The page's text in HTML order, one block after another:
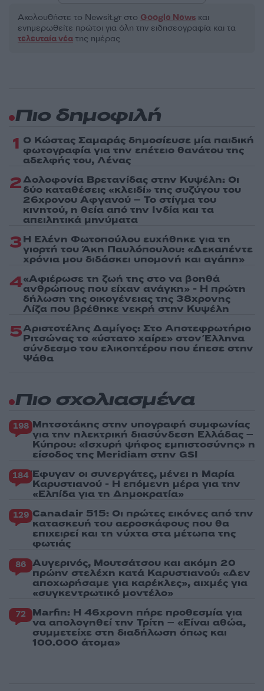
Ακολουθήστε το Νewsit.gr στο Google News και
ενημερωθείτε πρώτοι για όλη την ειδησεογραφία και τα
τελευταία νέα της ημέρας
Πιο δημοφιλή
1 Ο Κώστας Σαμαράς δημοσίευσε μία παιδική
φωτογραφία για την επέτειο θανάτου της
αδελφής του, Λένας
2Δολοφονία Βρετανίδας στην Κυψέλη: Οι
δύο καταθέσεις «κλειδί» της συζύγου του
26χρονου Αφγανού – Το στίγμα του
κινητού, η θεία από την Ινδία και τα
απειλητικά μηνύματα
3Η Ελένη Φωτοπούλου ευχήθηκε για τη
γιορτή του Άκη Παυλόπουλου: «Δεκαπέντε
χρόνια μου διδάσκει υπομονή και αγάπη»
4«Αφιέρωσε τη ζωή της στο να βοηθά
ανθρώπους που είχαν ανάγκη» - Η πρώτη
δήλωση της οικογένειας της 38χρονης
Λίζα που βρέθηκε νεκρή στην Κυψέλη
5Αριστοτέλης Δαμίγος: Στο Αποτεφρωτήριο
Ριτσώνας το «ύστατο χαίρε» στον Έλληνα
σύνδεσμο του ελικοπτέρου που έπεσε στην
Ψάθα
Πιο σχολιασμένα
198 Μητσοτάκης στην υπογραφή συμφωνίας
για την ηλεκτρική διασύνδεση Ελλάδας –
Κύπρου: «Ισχυρή ψήφος εμπιστοσύνης» η
είσοδος της Meridiam στην GSI
184 Έφυγαν οι συνεργάτες, μένει η Μαρία
Καρυστιανού - Η επόμενη μέρα για την
«Ελπίδα για τη Δημοκρατία»
129 Canadair 515: Οι πρώτες εικόνες από την
κατασκευή του αεροσκάφους που θα
επιχειρεί και τη νύχτα στα μέτωπα της
φωτιάς
86 Αυγερινός, Μουτσάτσου και ακόμη 20
πρώην στελέχη κατά Καρυστιανού: «Δεν
αποχωρήσαμε για καρέκλες», αιχμές για
«συγκεντρωτικό μοντέλο»
72 Marfin: Η 46χρονη πήρε προθεσμία για
να απολογηθεί την Τρίτη – «Είναι αθώα,
συμμετείχε στη διαδήλωση όπως και
100.000 άτομα»